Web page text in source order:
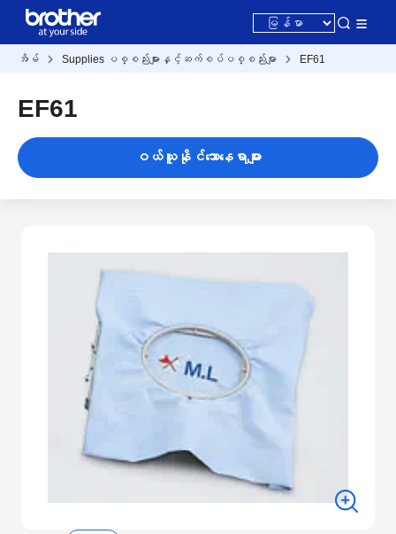
အိမ် Supplies ပစ္စည်းများနှင့်ဆက်စပ်ပစ္စည်းမျာ EF61
EF61
ဝယ်ယူနိုင်သောနေရာများ